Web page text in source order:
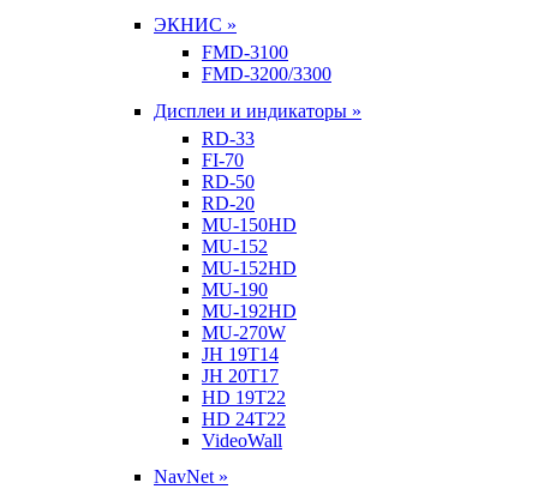
ЭКНИС »
FMD-3100
FMD-3200/3300
Дисплеи и индикаторы »
RD-33
FI-70
RD-50
RD-20
MU-150HD
MU-152
MU-152HD
MU-190
MU-192HD
MU-270W
JH 19T14
JH 20T17
HD 19T22
HD 24T22
VideoWall
NavNet »